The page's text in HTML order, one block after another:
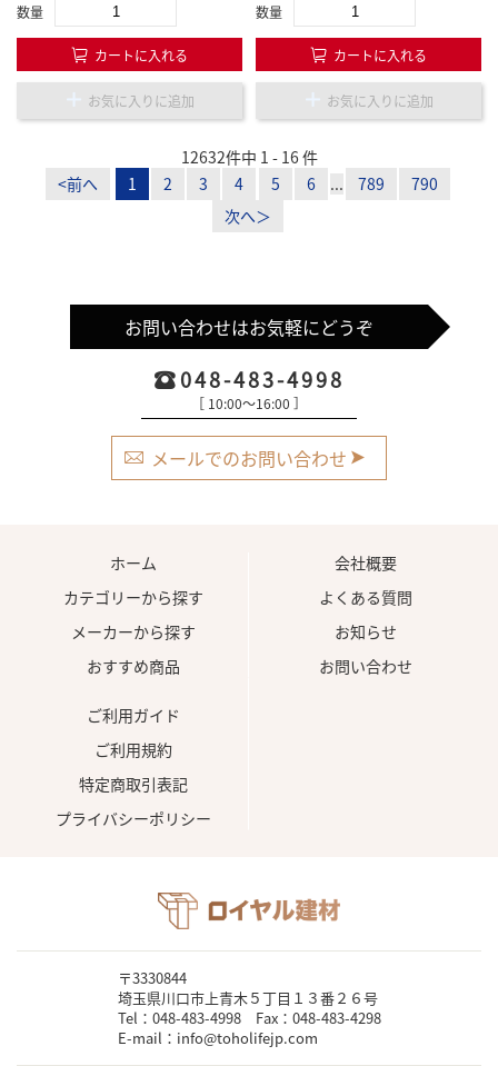
数量
カートに入れる
お気に入りに追加
数量
カートに入れる
お気に入りに追加
12632件中 1 - 16 件
<前へ
1 2 3 4 5 6 ... 789
790
次へ＞
お問い合わせはお気軽にどうぞ
048-483-4998
［ 10:00〜16:00 ］
メールでのお問い合わせ
ホーム
カテゴリーから探す
メーカーから探す
おすすめ商品
会社概要
よくある質問
お知らせ
お問い合わせ
ご利用ガイド
ご利用規約
特定商取引表記
プライバシーポリシー
〒3330844
埼玉県川口市上青木５丁目１３番２６号
Tel：048-483-4998 Fax：048-483-4298
E-mail：info@toholifejp.com